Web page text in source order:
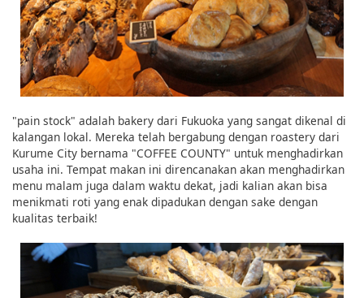
"pain stock" adalah bakery dari Fukuoka yang sangat dikenal di
kalangan lokal. Mereka telah bergabung dengan roastery dari
Kurume City bernama "COFFEE COUNTY" untuk menghadirkan
usaha ini. Tempat makan ini direncanakan akan menghadirkan
menu malam juga dalam waktu dekat, jadi kalian akan bisa
menikmati roti yang enak dipadukan dengan sake dengan
kualitas terbaik!